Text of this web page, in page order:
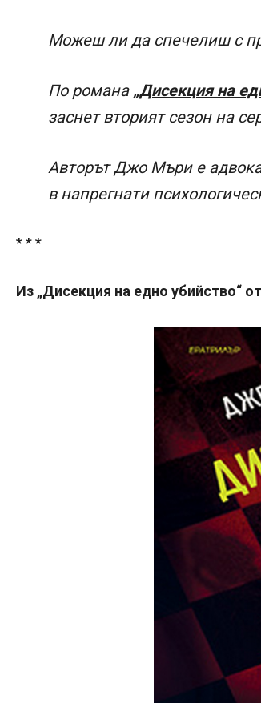
Можеш ли да спечелиш с
По романа „Дисекция на
заснет вторият сезон на
Авторът Джо Мъри е
в напрегнати
* * *
Из „Дисекция на едно убийство“